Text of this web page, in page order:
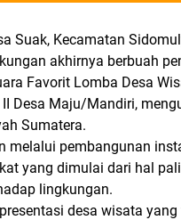
Suak, Kecamatan
akhirnya berbuah
Favorit Lomba Desa
Desa Maju/Mandiri,
Sumatera.
melalui pembangunan
yang dimulai dari hal
lingkungan.
desa wisata